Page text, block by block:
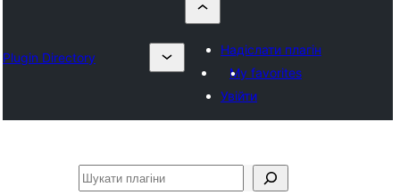
Plugin Directory
Надіслати плагін
My favorites
Увійти
Пошук